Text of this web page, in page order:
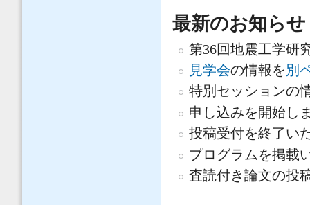
最新のお知らせ
第36回地震工学研
見学会の情報を別
特別セッションの
申し込みを開始し
投稿受付を終了い
プログラムを掲載
査読付き論文の投